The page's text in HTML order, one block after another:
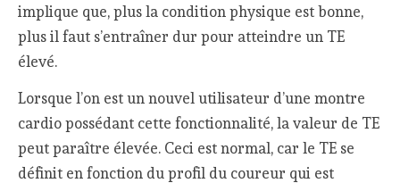
implique que, plus la condition physique est bonne,
plus il faut s’entraîner dur pour atteindre un TE
élevé.
Lorsque l’on est un nouvel utilisateur d’une montre
cardio possédant cette fonctionnalité, la valeur de TE
peut paraître élevée. Ceci est normal, car le TE se
définit en fonction du profil du coureur qui est